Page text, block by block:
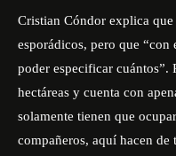
Cristian Cóndor explica
esporádicos, pero que
poder especificar cuántos”.
hectáreas y cuenta con
solamente tienen que
compañeros, aquí hacen